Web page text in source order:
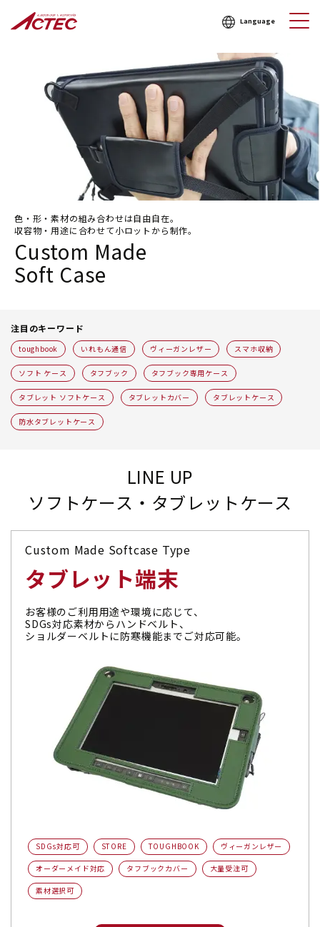
Language
色・形・素材の組み合わせは自由自在。
収容物・用途に合わせて小ロットから制作。
Custom Made
Soft Case
注目のキーワード
toughbook いれもん通信 ヴィーガンレザー スマホ収納
ソフト ケース タフブック タフブック専用ケース
タブレット ソフトケース タブレットカバー タブレットケース
防水タブレットケース
LINE UP
ソフトケース・タブレットケース
Custom Made Softcase Type
タブレット端末
お客様のご利用用途や環境に応じて、
SDGs対応素材からハンドベルト、
ショルダーベルトに防寒機能までご対応可能。
SDGs対応可 STORE TOUGHBOOK ヴィーガンレザー
オーダーメイド対応 タフブックカバー 大量受注可
素材選択可